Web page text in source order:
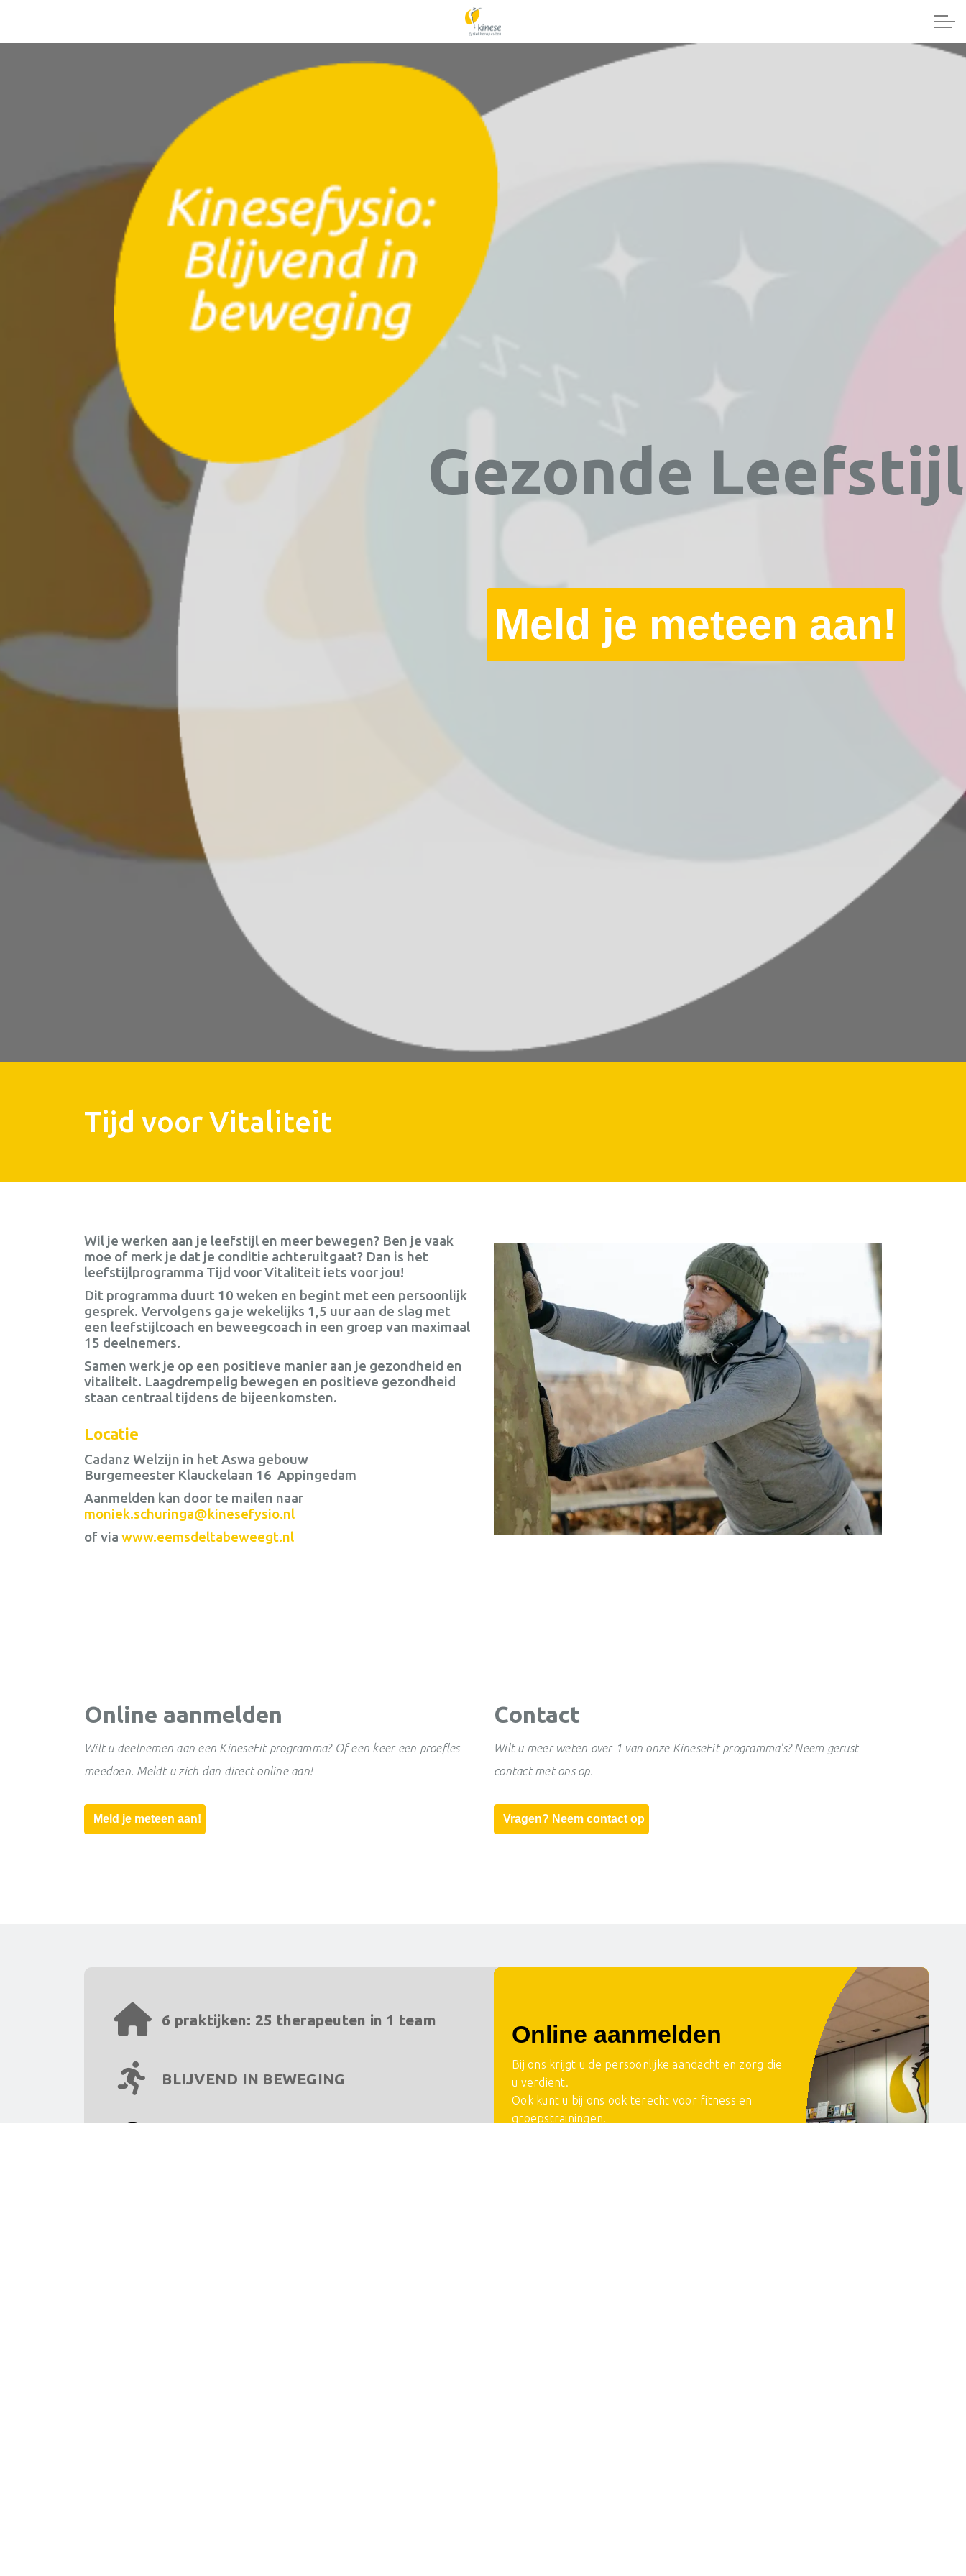
Gezonde Leefstijl
Meld je meteen aan!
Tijd voor Vitaliteit
Wil je werken aan je leefstijl en meer bewegen? Ben je vaak
moe of merk je dat je conditie achteruitgaat? Dan is het
leefstijlprogramma Tijd voor Vitaliteit iets voor jou!
Dit programma duurt 10 weken en begint met een persoonlijk
gesprek. Vervolgens ga je wekelijks 1,5 uur aan de slag met
een leefstijlcoach en beweegcoach in een groep van maximaal
15 deelnemers.
Samen werk je op een positieve manier aan je gezondheid en
vitaliteit. Laagdrempelig bewegen en positieve gezondheid
staan centraal tijdens de bijeenkomsten.
Locatie
Cadanz Welzijn in het Aswa gebouw
Burgemeester Klauckelaan 16 Appingedam
Aanmelden kan door te mailen naar
moniek.schuringa@kinesefysio.nl
of via www.eemsdeltabeweegt.nl
Online aanmelden
Wilt u deelnemen aan een KineseFit programma? Of een keer een proefles
meedoen. Meldt u zich dan direct online aan!
Meld je meteen aan!
Contact
Wilt u meer weten over 1 van onze KineseFit programma's? Neem gerust
contact met ons op.
Vragen? Neem contact op
6 praktijken: 25 therapeuten in 1 team
BLIJVEND IN BEWEGING
Online aanmelden
Bij ons krijgt u de persoonlijke aandacht en zorg die
u verdient.
Ook kunt u bij ons ook terecht voor fitness en
groepstrainingen.